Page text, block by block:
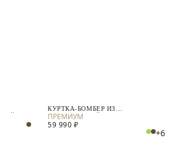
КУРТКА-БОМБЕР ИЗ
ПРЕМИАЛЬНОЙ ШЕРСТИ И
КАШЕМИРА
59 990 ₽
+6